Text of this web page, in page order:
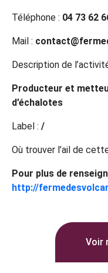
Téléphone : 04 73 62
Mail :
Description de
Producteur et
d’échalotes
Label : /
Où trouver l’ail de
Pour plus de
http://
Voir